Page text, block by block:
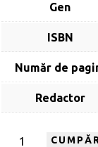
Gen
ISBN
Număr de
Redactor